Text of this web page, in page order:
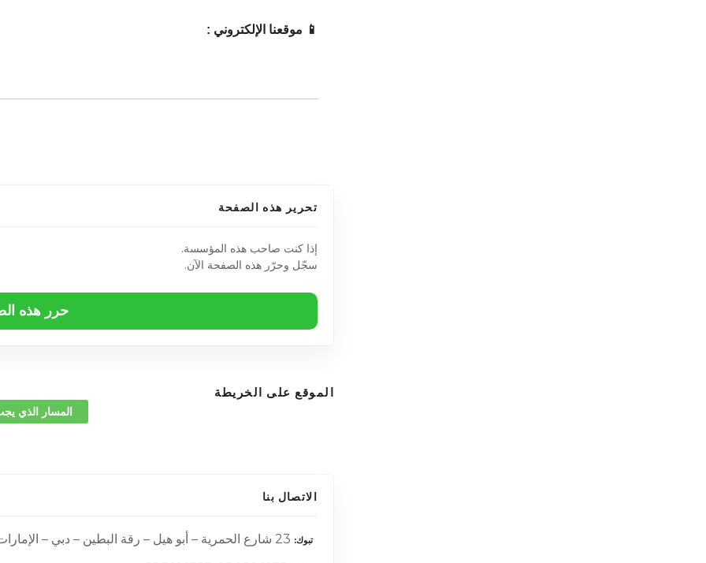
📱 موقعنا الإلكتروني :
تحرير هذه الصفحة
إذا كنت صاحب هذه المؤسسة.
سجّل وحرّر هذه الصفحة الآن.
حرر هذه
الموقع على الخريطة
المسار الذي
الاتصال بنا
تبوك 23 شارع الحمرية – أبو هيل – رقة البطين – دبي – الإمارات العربية المتحدة –